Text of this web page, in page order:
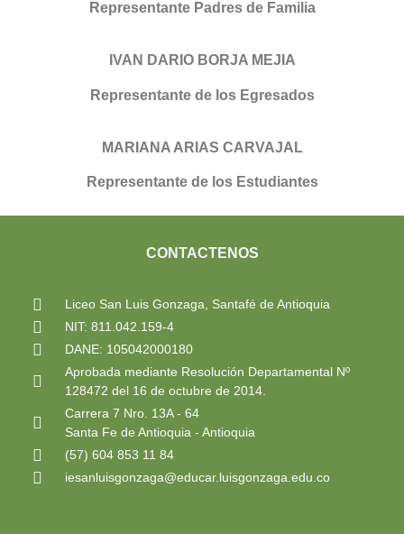
Representante Padres de Familia
IVAN DARIO BORJA MEJIA
Representante de los Egresados
MARIANA ARIAS CARVAJAL
Representante de los Estudiantes
CONTACTENOS
Liceo San Luis Gonzaga, Santafé de Antioquia
NIT: 811.042.159-4
DANE: 105042000180
Aprobada mediante Resolución Departamental Nº
128472 del 16 de octubre de 2014.
Carrera 7 Nro. 13A - 64
Santa Fe de Antioquia - Antioquia
(57) 604 853 11 84
iesanluisgonzaga@educar.luisgonzaga.edu.co